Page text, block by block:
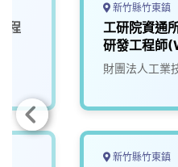
程
新竹縣竹東鎮
工研院資通
研發工程師
財團法人工業
新竹縣竹東鎮